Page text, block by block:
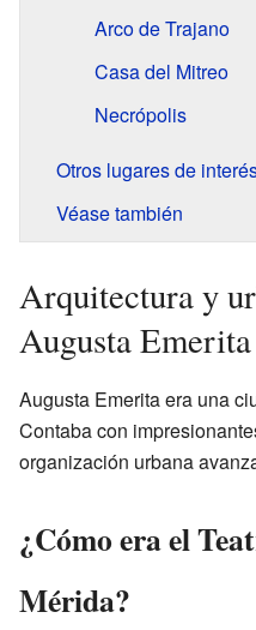
Arco de Trajano
Casa del Mitreo
Necrópolis
Otros lugares de
Véase también
Arquitectura y
Augusta Emerita
Augusta Emerita era una
Contaba con
organización urbana
¿Cómo era el
Mérida?